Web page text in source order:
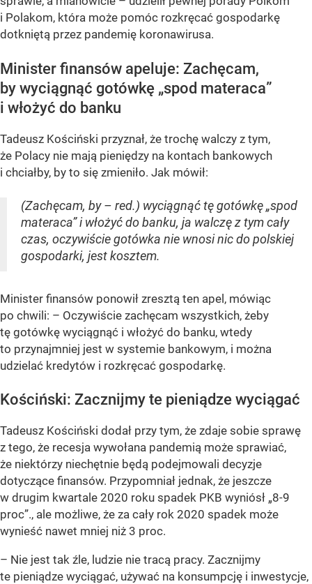
i Polakom, która może pomóc rozkręcać gospodarkę
dotkniętą przez pandemię koronawirusa.
Minister finansów apeluje: Zachęcam,
by wyciągnąć gotówkę „spod materaca”
i włożyć do banku
Tadeusz Kościński przyznał, że trochę walczy z tym,
że Polacy nie mają pieniędzy na kontach bankowych
i chciałby, by to się zmieniło. Jak mówił:
(Zachęcam, by – red.) wyciągnąć tę gotówkę „spod
materaca” i włożyć do banku, ja walczę z tym cały
czas, oczywiście gotówka nie wnosi nic do polskiej
gospodarki, jest kosztem.
Minister finansów ponowił zresztą ten apel, mówiąc
po chwili: – Oczywiście zachęcam wszystkich, żeby
tę gotówkę wyciągnąć i włożyć do banku, wtedy
to przynajmniej jest w systemie bankowym, i można
udzielać kredytów i rozkręcać gospodarkę.
Kościński: Zacznijmy te pieniądze wyciągać
Tadeusz Kościński dodał przy tym, że zdaje sobie sprawę
z tego, że recesja wywołana pandemią może sprawiać,
że niektórzy niechętnie będą podejmowali decyzje
dotyczące finansów. Przypomniał jednak, że jeszcze
w drugim kwartale 2020 roku spadek PKB wyniósł „8-9
proc”., ale możliwe, że za cały rok 2020 spadek może
wynieść nawet mniej niż 3 proc.
– Nie jest tak źle, ludzie nie tracą pracy. Zacznijmy
te pieniądze wyciągać, używać na konsumpcję i inwestycje,